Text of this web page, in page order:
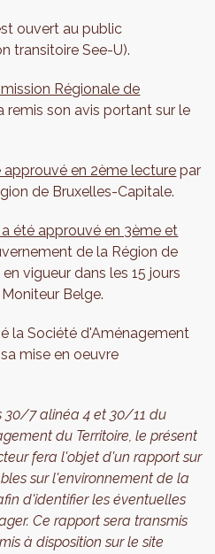
ouvert au public
transitoire See-U).
Régionale de
remis son avis portant sur le
approuvé en 2ème lecture par
de Bruxelles-Capitale.
a été approuvé en 3ème et
de la Région de
vigueur dans les 15 jours
Belge.
la Société d'Aménagement
mise en oeuvre
30/7 alinéa 4 et 30/11 du
du Territoire, le présent
fera l'objet d'un rapport sur
sur l'environnement de la
d'identifier les éventuelles
Ce rapport sera transmis
à disposition sur le site